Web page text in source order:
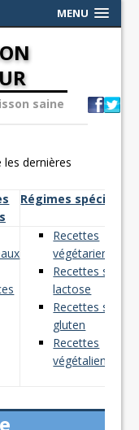
MENU
saine
dernières
Régimes spéciaux
Recettes
végétariennes
Recettes sans
lactose
Recettes sans
gluten
Recettes
végétaliennes